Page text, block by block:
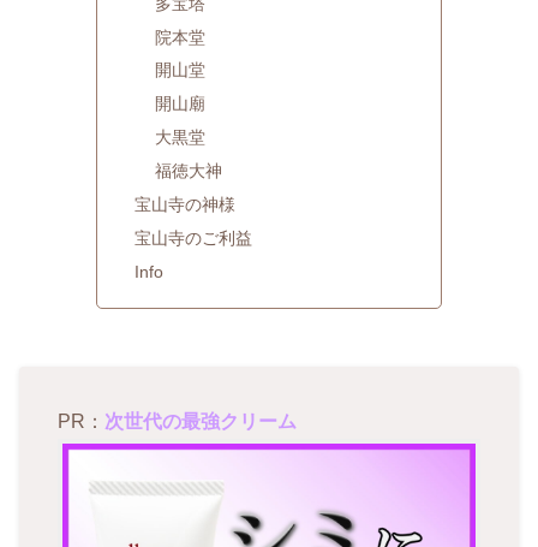
院本堂
開山堂
開山廟
大黒堂
福徳大神
宝山寺の神様
宝山寺のご利益
Info
PR： 次世代の最強クリーム